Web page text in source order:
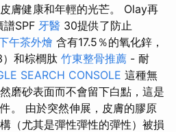
膚健康和年輕的光芒。 Olay再
SPF 牙醫 30提供了防止
午茶外燴 含有17.5％的氧化鋅，
和棕櫚肽 竹東整骨推薦 - 耐
SEARCH CONSOLE 這種無
磨砂表面而不會留下白點，這是
。 由於突然伸展，皮膚的膠原
（尤其是彈性彈性的彈性）被損